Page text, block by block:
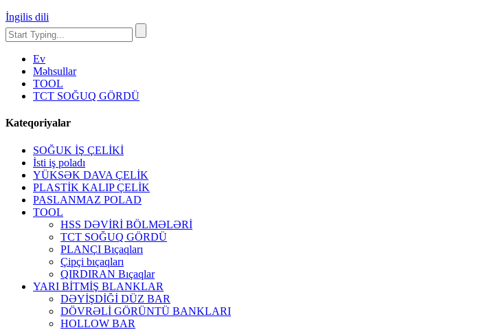
İngilis dili
Ev
Məhsullar
TOOL
TCT SOĞUQ GÖRDÜ
Kateqoriyalar
SOĞUK İŞ ÇELİKİ
İsti iş poladı
YÜKSƏK DAVA ÇELİK
PLASTİK KALIP ÇELİK
PASLANMAZ POLAD
TOOL
HSS DƏVİRİ BÖLMƏLƏRİ
TCT SOĞUQ GÖRDÜ
PLANÇI Bıçaqları
Çipçi bıçaqları
QIRDIRAN Bıçaqlar
YARI BİTMİŞ BLANKLAR
DƏYİŞDİĞİ DÜZ BAR
DÖVRƏLİ GÖRÜNTÜ BANKLARI
HOLLOW BAR